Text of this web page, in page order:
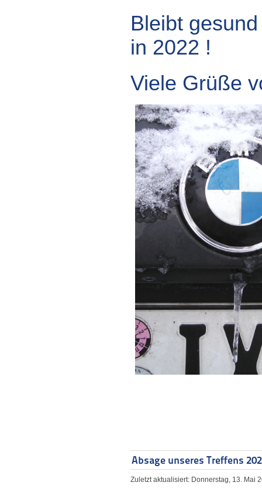
Bleibt
in 2022 !
Viele Grüße
Absage unseres Treffens
Zuletzt aktualisiert: Donnerstag, 13. Mai